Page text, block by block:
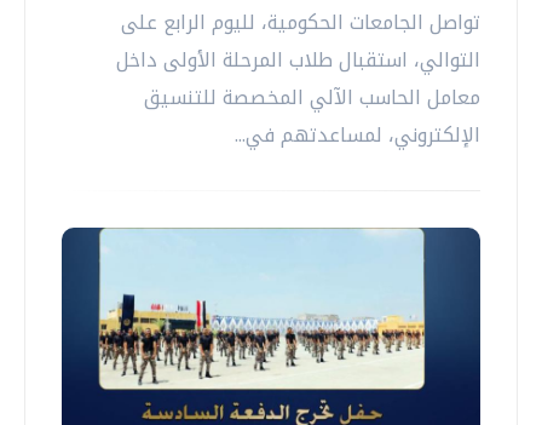
تواصل الجامعات الحكومية، لليوم الرابع على
التوالي، استقبال طلاب المرحلة الأولى داخل
معامل الحاسب الآلي المخصصة للتنسيق
الإلكتروني، لمساعدتهم في...